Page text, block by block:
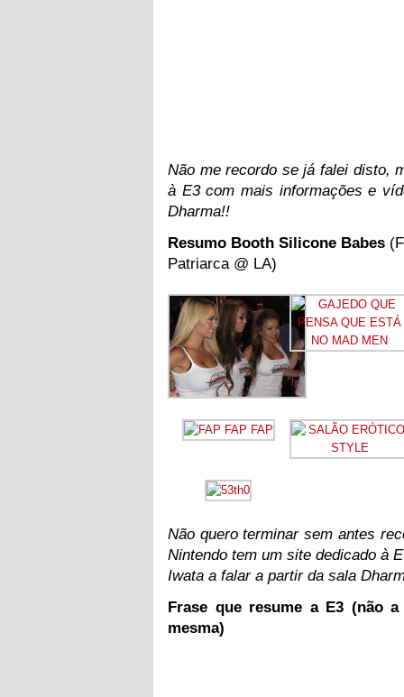
Não me recordo se já falei disto,
à E3 com mais informações e
Dharma!!
Resumo Booth Silicone Babes
Patriarca @ LA)
Não quero terminar sem antes
Nintendo tem um site dedicado à
Iwata a falar a partir da sala
Frase que resume a E3 (não
mesma)